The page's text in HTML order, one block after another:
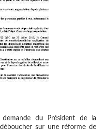
sur une réforme de